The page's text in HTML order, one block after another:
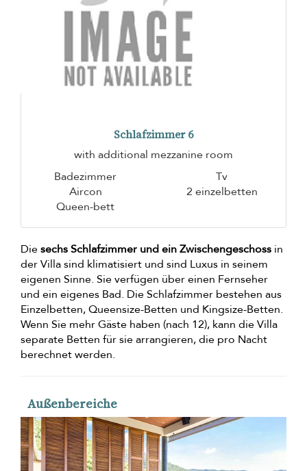
Schlafzimmer 6
with additional mezzanine room
Badezimmer
Tv
Aircon
2 einzelbetten
Queen-bett
Diesechs Schlafzimmer und ein Zwischengeschoss in
der Villa sind klimatisiert und sind Luxus in seinem
eigenen Sinne. Sie verfügen über einen Fernseher
und ein eigenes Bad. Die Schlafzimmer bestehen aus
Einzelbetten, Queensize-Betten und Kingsize-Betten.
Wenn Sie mehr Gäste haben (nach 12), kann die Villa
separate Betten für sie arrangieren, die pro Nacht
berechnet werden.
Außenbereiche